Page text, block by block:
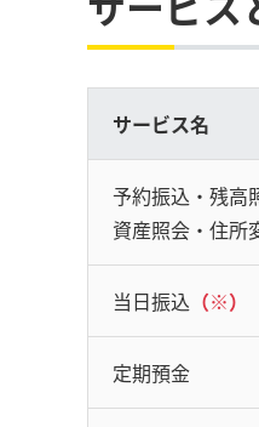
サービス名
予約振込・残高
資産照会・住所
当日振込 （※）
定期預金